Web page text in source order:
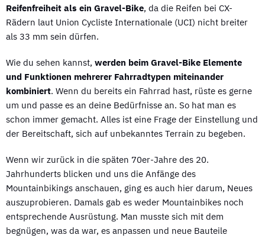
Reifenfreiheit als ein Gravel-Bike, da die Reifen bei CX-
Rädern laut Union Cycliste Internationale (UCI) nicht breiter
als 33 mm sein dürfen.
Wie du sehen kannst, werden beim Gravel-Bike Elemente
und Funktionen mehrerer Fahrradtypen miteinander
kombiniert. Wenn du bereits ein Fahrrad hast, rüste es gerne
um und passe es an deine Bedürfnisse an. So hat man es
schon immer gemacht. Alles ist eine Frage der Einstellung und
der Bereitschaft, sich auf unbekanntes Terrain zu begeben.
Wenn wir zurück in die späten 70er-Jahre des 20.
Jahrhunderts blicken und uns die Anfänge des
Mountainbikings anschauen, ging es auch hier darum, Neues
auszuprobieren. Damals gab es weder Mountainbikes noch
entsprechende Ausrüstung. Man musste sich mit dem
begnügen, was da war, es anpassen und neue Bauteile